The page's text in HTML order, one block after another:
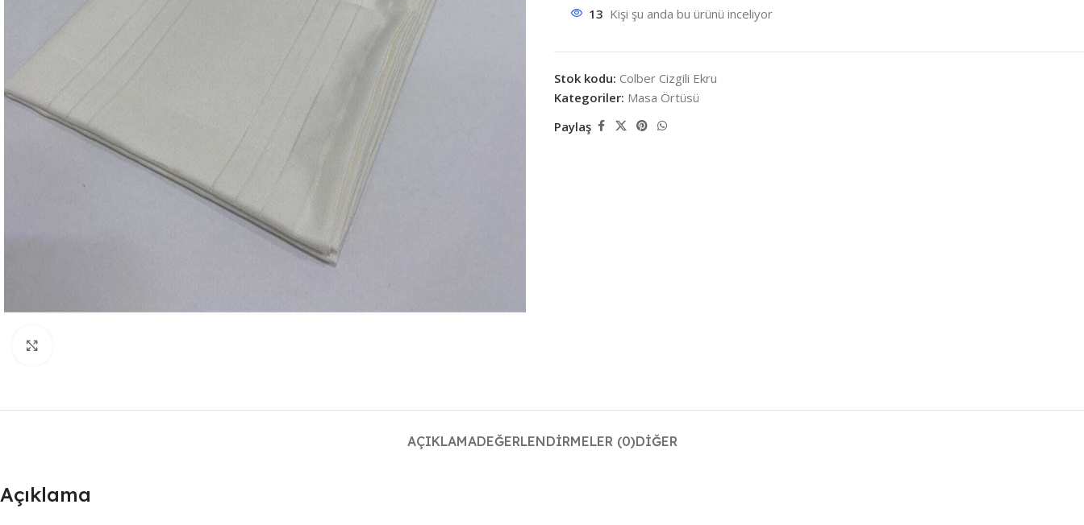
13 Kişi şu anda bu ürünü inceliyor
Stok kodu: Colber Cizgili Ekru
Kategoriler: Masa Örtüsü
Paylaş
AÇIKLAMADEĞERLENDIRMELER (0)DIĞER
Açıklama